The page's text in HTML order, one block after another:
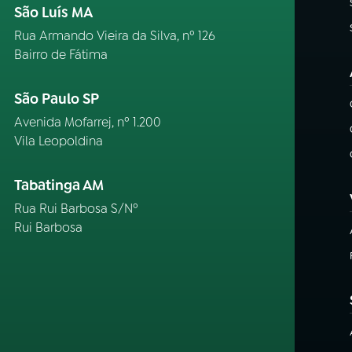
São Luís MA
Rua Armando Vieira da Silva, nº 126
Bairro de Fátima
São Paulo SP
Avenida Mofarrej, nº 1.200
Vila Leopoldina
Tabatinga AM
Rua Rui Barbosa S/Nº
Rui Barbosa